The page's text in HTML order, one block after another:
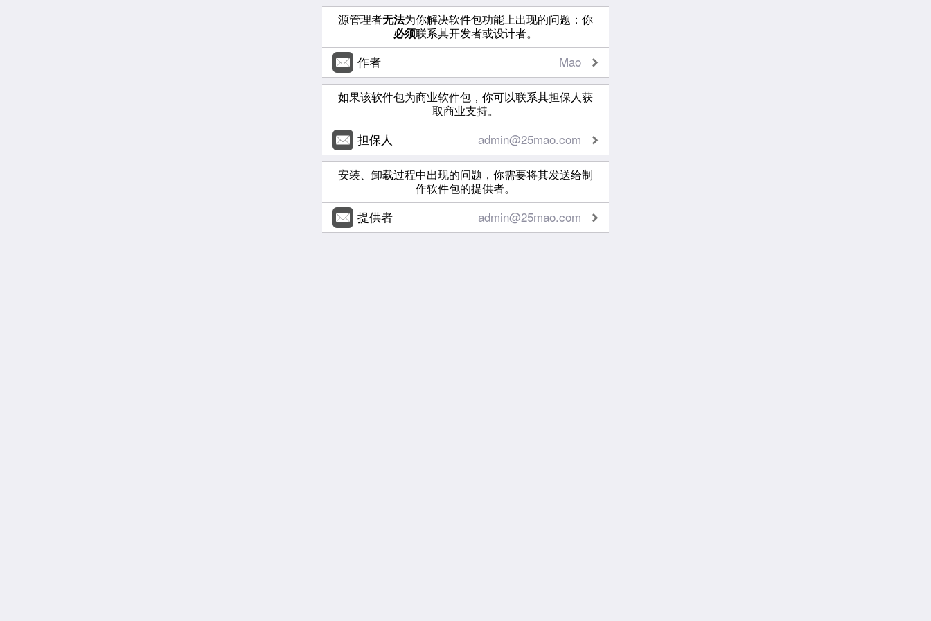
源管理者无法为你解决软件包功能上出现的问题：你
必须联系其开发者或设计者。
作者 Mao
如果该软件包为商业软件包，你可以联系其担保人获
取商业支持。
担保人 admin@25mao.com
安装、卸载过程中出现的问题，你需要将其发送给制
作软件包的提供者。
提供者 admin@25mao.com